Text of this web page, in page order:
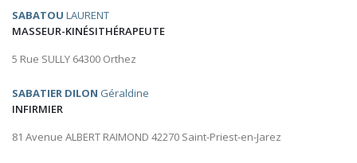
SABATOU LAURENT
MASSEUR-KINÉSITHÉRAPEUTE
5 Rue SULLY 64300 Orthez
SABATIER DILON Géraldine
INFIRMIER
81 Avenue ALBERT RAIMOND 42270 Saint-Priest-en-Jarez